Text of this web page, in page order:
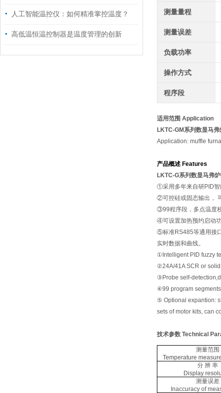
人工智能温控仪：如何精准掌控温度？
高低温恒温控制器是温度管理的创新
测量量程
测量误差
负载功率
操作方式
程序段
适用范围 Application
LKTC-GM系列数显马弗
Application: muffle
产品概述 Features
LKTC-G系列数显马弗
①采用多年来自研PID智
②可控硅或固态输出，
③99程序段，多点温度
④可设置加热预约启动
⑤标准RS485等通用接
实时数据和曲线。
①Intelligent PID fuzzy
②24A/41A SCR or
③Probe self-
④99 program
⑤ Optional expantion:
sets of motor kits, can
技术参数 Technical
测量范围
Temperature
分 辨 率
Display
测量误差
Inaccuracy of